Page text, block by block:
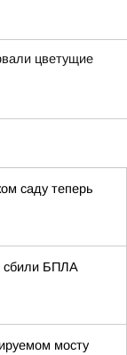
цветущие
саду теперь
сбили БПЛА
мосту